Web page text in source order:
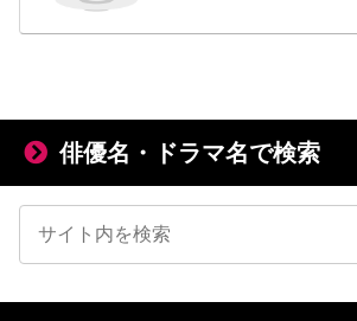
俳優名・ドラマ名で検索